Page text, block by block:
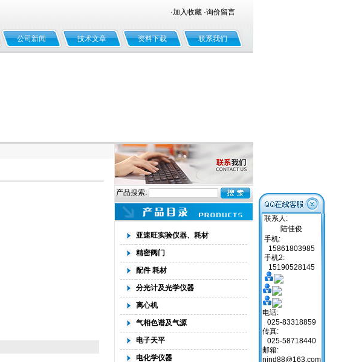
·加入收藏 ·询价留言
公司新闻 技术文章 资料下载 联系我们
产品搜索:
亚速旺实验仪器、耗材
精密阀门
配件 耗材
分光计及光学仪器
离心机
气相色谱及气源
电子天平
电化学仪器
联系人:
陆佳俊
手机:
15861803985
手机2:
15190528145
电话:
025-83318859
传真:
025-58718440
邮箱:
njnd88@163.com